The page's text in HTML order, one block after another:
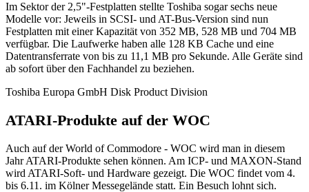
Im Sektor der 2,5"-Festplatten stellte Toshiba sogar sechs neue
Modelle vor: Jeweils in SCSI- und AT-Bus-Version sind nun
Festplatten mit einer Kapazität von 352 MB, 528 MB und 704 MB
verfügbar. Die Laufwerke haben alle 128 KB Cache und eine
Datentransferrate von bis zu 11,1 MB pro Sekunde. Alle Geräte sind
ab sofort über den Fachhandel zu beziehen.
Toshiba Europa GmbH Disk Product Division
ATARI-Produkte auf der WOC
Auch auf der World of Commodore - WOC wird man in diesem
Jahr ATARI-Produkte sehen können. Am ICP- und MAXON-Stand
wird ATARI-Soft- und Hardware gezeigt. Die WOC findet vom 4.
bis 6.11. im Kölner Messegelände statt. Ein Besuch lohnt sich.